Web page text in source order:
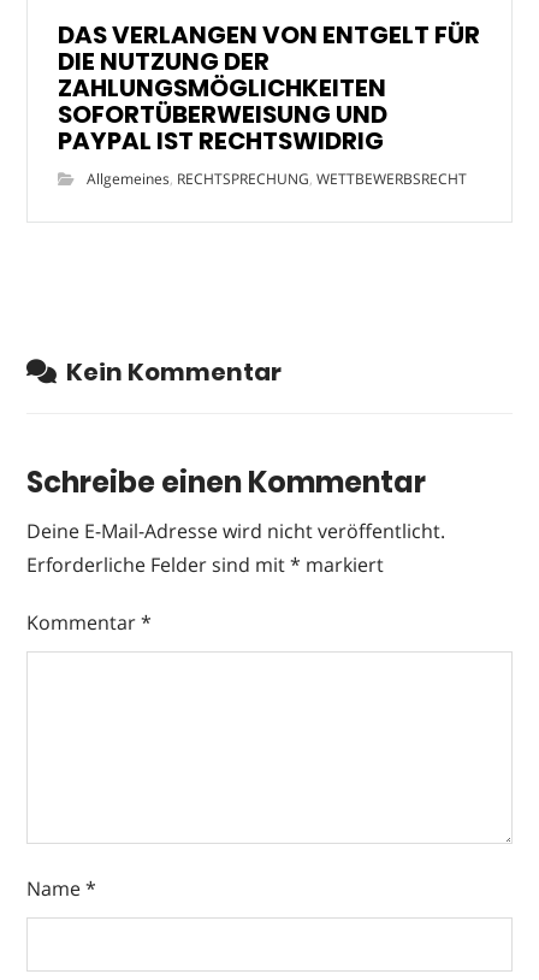
DAS VERLANGEN VON ENTGELT FÜR
DIE NUTZUNG DER
ZAHLUNGSMÖGLICHKEITEN
SOFORTÜBERWEISUNG UND
PAYPAL IST RECHTSWIDRIG
Allgemeines, RECHTSPRECHUNG,WETTBEWERBSRECHT
Kein Kommentar
Schreibe einen Kommentar
Deine E-Mail-Adresse wird nicht veröffentlicht.
Erforderliche Felder sind mit* markiert
Kommentar*
Name*